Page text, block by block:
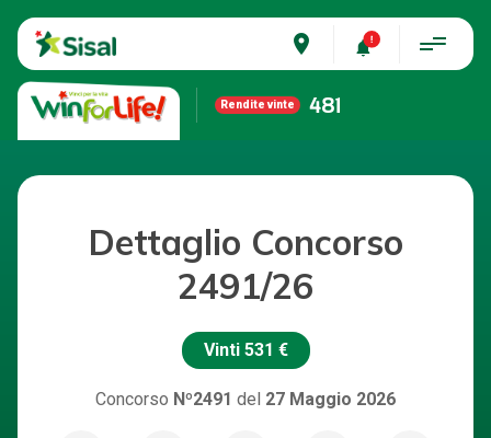
place
Rendite vinte 481
Dettaglio Concorso
2491/26
Vinti 531 €
Concorso Nº2491 del 27 Maggio 2026